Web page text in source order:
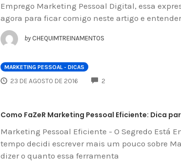
Emprego Marketing Pessoal Digital, essa
agora para ficar comigo neste artigo e entender
by CHEQUIMTREINAMENTOS
MARKETING PESSOAL - DICAS
23 DE AGOSTO DE 2016 2
Como FaZeR Marketing Pessoal Eficiente: Dica
Marketing Pessoal Eficiente - O Segredo Está
tempo decidi escrever mais um pouco sobre
dizer o quanto essa ferramenta